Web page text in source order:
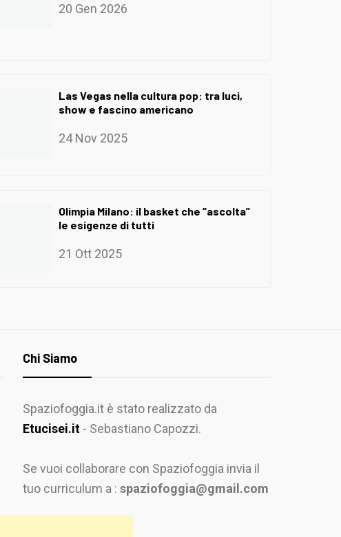
20 Gen 2026
Las Vegas nella cultura pop: tra luci,
show e fascino americano
24 Nov 2025
Olimpia Milano: il basket che “ascolta”
le esigenze di tutti
21 Ott 2025
Chi Siamo
Spaziofoggia.it è stato realizzato da
Etucisei.it - Sebastiano Capozzi.
Se vuoi collaborare con Spaziofoggia invia il
tuo curriculum a : spaziofoggia@gmail.com